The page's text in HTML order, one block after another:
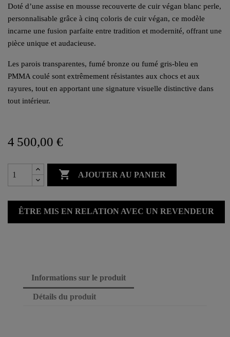
Doté d’une assise en mousse recouverte de cuir végan blanc perle,
personnalisable grâce à cinq coloris de cuir végan, ce modèle
incarne une fusion parfaite entre tradition et modernité, offrant une
pièce unique et audacieuse.
Les parois transparentes, fumé bronze ou fumé gris-bleu en
PMMA coulé sont extrêmement résistantes aux chocs et aux
rayures, tout en apportant une signature visuelle distinctive dans
tout intérieur.
4 500,00 €
 AJOUTER AU PANIER
ÊTRE MIS EN RELATION AVEC UN REVENDEUR
Informations sur le produit
Détails du produit